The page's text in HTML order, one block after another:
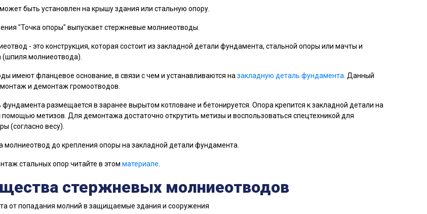
быть установлен на крышу здания или стальную опору.
"Точка опоры" выпускает стержневые молниеотводы.
- это конструкция, которая состоит из закладной детали фундамента, стальной опоры или мачты и
молниеотвода).
имеют фланцевое основание, в связи с чем и устанавливаются на закладную деталь фундамента . Данный
и демонтаж громоотводов.
размещается в заранее вырытом котловане и бетонируется. Опора крепится к закладной детали на
помощью метизов. Для демонтажа достаточно открутить метизы и воспользоваться спецтехникой для
(согласно весу).
молниеотвод до крепления опоры на закладной детали фундамента.
стальных опор читайте в этом материале
стержневых молниеотводов
от попадания молний в защищаемые здания и сооружения